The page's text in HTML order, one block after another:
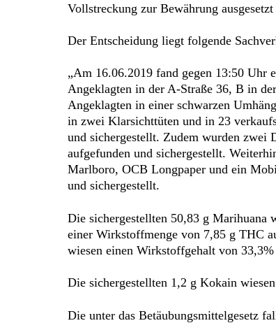
Vollstreckung zur Bewährung
Der Entscheidung liegt folgende
„Am 16.06.2019 fand gegen 13:50 Uhr
Angeklagten in der A-Straße 36, B in
Angeklagten in einer schwarzen
in zwei Klarsichttüten und in 23
und sichergestellt. Zudem wurden zwei
aufgefunden und sichergestellt.
Marlboro, OCB Longpaper und ein
und sichergestellt.
Die sichergestellten 50,83 g
einer Wirkstoffmenge von 7,85 g THC
wiesen einen Wirkstoffgehalt von
Die sichergestellten 1,2 g Kokain
Die unter das Betäubungsmittelgesetz